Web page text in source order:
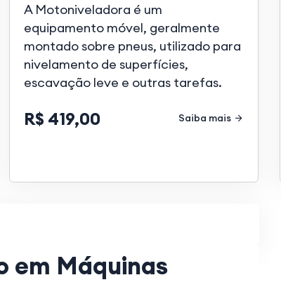
A Motoniveladora é um
equipamento móvel, geralmente
montado sobre pneus, utilizado para
nivelamento de superfícies,
escavação leve e outras tarefas.
R$ 419,00 Saiba mais
em Máquinas